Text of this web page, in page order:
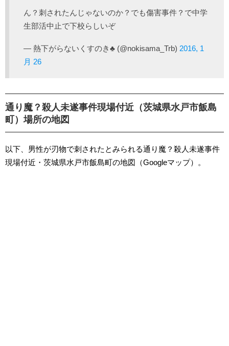
ん？刺されたんじゃないのか？でも傷害事件？で中学
生部活中止で下校らしいぞ
— 熱下がらないくすのき♣ (@nokisama_Trb) 2016, 1
月 26
通り魔？殺人未遂事件現場付近（茨城県水戸市飯島
町）場所の地図
以下、男性が刃物で刺されたとみられる通り魔？殺人未遂事件
現場付近・茨城県水戸市飯島町の地図（Googleマップ）。